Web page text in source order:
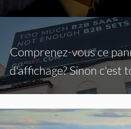
Comprenez-vous ce
d'affichage? Sinon c'est